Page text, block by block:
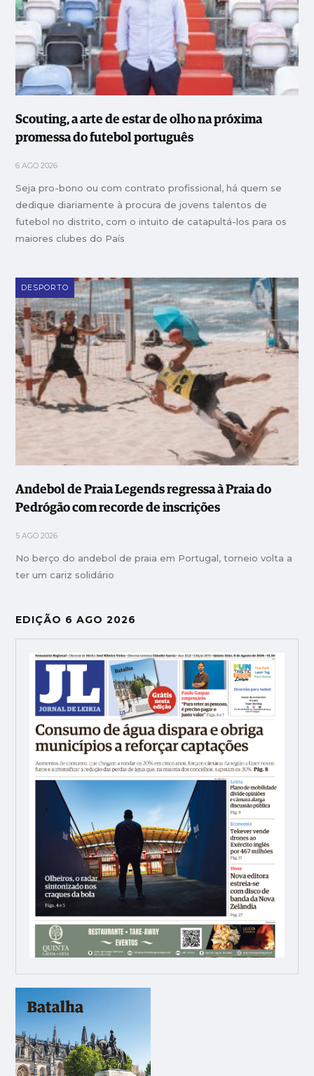
Scouting, a arte de estar de olho na próxima
promessa do futebol português
6 AGO 2026
Seja pro-bono ou com contrato profissional, há quem se
dedique diariamente à procura de jovens talentos de
futebol no distrito, com o intuito de catapultá-los para os
maiores clubes do País
DESPORTO
Andebol de Praia Legends regressa à Praia do
Pedrógão com recorde de inscrições
5 AGO 2026
No berço do andebol de praia em Portugal, torneio volta a
ter um cariz solidário
EDIÇÃO 6 AGO 2026